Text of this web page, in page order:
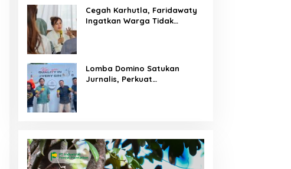
Cegah Karhutla, Faridawaty
Ingatkan Warga Tidak
Lomba Domino Satukan
Jurnalis, Perkuat